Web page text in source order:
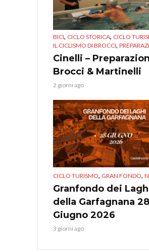
BICI, CICLO STORICA, CICLO
IL CICLISMO DI BROCCI,
Cinelli –
Brocci & Martinelli
2 giorni ago
CICLO TURISMO, GRAN FONDO,
Granfondo dei
della Garfagnana 28
Giugno 2026
3 giorni ago